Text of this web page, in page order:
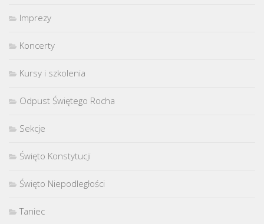
Imprezy
Koncerty
Kursy i szkolenia
Odpust Świętego Rocha
Sekcje
Święto Konstytucji
Święto Niepodległości
Taniec